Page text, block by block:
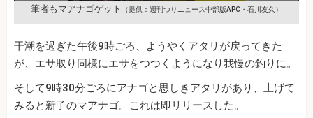
筆者もマアナゴゲット （提供：週刊つりニュース中部版APC・石川友久）
干潮を過ぎた午後9時ごろ、ようやくアタリが戻ってきた
が、エサ取り同様にエサをつつくようになり我慢の釣りに。
そして9時30分ごろにアナゴと思しきアタリがあり、上げて
みると新子のマアナゴ。これは即リリースした。